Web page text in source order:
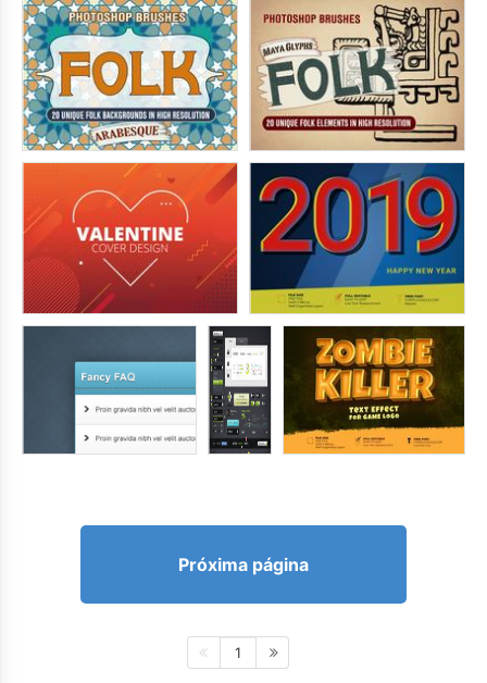
Próxima página
1